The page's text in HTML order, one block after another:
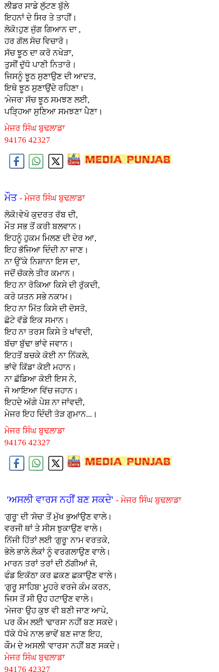
ਲੀਡਰ ਸਾਡੇ ਲੁੱਟਣ ਬੁੱਲੇ
ਇਹਨਾਂ ਦੇ ਸਿਰ ਤੇ ਤਾਹੀਂ।
ਲੋਕੋ!ਹੁਣ ਜੁੱਗ ਗਿਆਨ ਦਾ ,
ਹਰ ਗੱਲ ਸੋਚ ਵਿਚਾਰੋ।
ਸੱਚ ਝੂਠ ਦਾ ਕਰੋ ਨਖੇੜਾ,
ਤੁਸੀਂ ਦੁੱਧੋ ਪਾਣੀ ਨਿਤਾਰੋ।
ਜਿਸਨੂੰ ਝੂਠ ਸੁਣਾਉਣ ਦੀ ਆਦਤ,
ਇਥੇ ਝੂਠ ਸੁਣਾਉਂਦੇ ਰਹਿਣਾ।
'ਮੇਜਰ' ਸੱਚ ਝੂਠ ਸਮਝਣ ਲਈ,
ਪੜ੍ਹਿਆ ਸੁਣਿਆ ਸਮਝਣਾ ਪੈਣਾ।
ਮੇਜਰ ਸਿੰਘ ਬੁਢਲਾਡਾ
94176 42327
ਮੌਤ - ਮੇਜਰ ਸਿੰਘ ਬੁਢਲਾਡਾ
ਲੋਕੋ!ਵੇਖੋ ਕੁਦਰਤ ਰੱਬ ਦੀ,
ਮੌਤ ਸਭ ਤੋਂ ਕਰੀ ਬਲਵਾਨ।
ਇਹਨੂੰ ਹੁਕਮ ਮਿਲਣ ਦੀ ਦੇਰ ਆ,
ਇਹ ਭੱਜਿਆ ਦਿੰਦੀ ਨਾ ਜਾਣ।
ਨਾ ਉੱਕੇ ਨਿਸ਼ਾਨਾ ਇਸ ਦਾ,
ਜਦੋਂ ਚੱਕਲੇ ਤੀਰ ਕਮਾਨ।
ਇਹ ਨਾ ਰੋਕਿਆ ਕਿਸੇ ਦੀ ਰੁੱਕਦੀ,
ਕਰੇ ਯਤਨ ਸਭੇ ਨਕਾਮ।
ਇਹ ਨਾ ਮਿੱਤ ਕਿਸੇ ਦੀ ਦੋਸਤੋ,
ਛੋਟੇ ਵੱਡੇ ਇਕ ਸਮਾਨ।
ਇਹ ਨਾ ਤਰਸ ਕਿਸੇ ਤੇ ਖਾਂਵਦੀ,
ਬੱਚਾ ਬੁੱਢਾ ਭਾਂਵੇ ਜਵਾਨ।
ਇਹਤੋਂ ਬਚਕੇ ਕੋਈ ਨਾ ਨਿੱਕਲੇ,
ਭਾਂਵੇ ਕਿੱਡਾ ਕੋਈ ਮਹਾਨ।
ਨਾ ਛੱਡਿਆ ਕੋਈ ਇਸ ਨੇ,
ਜੋ ਆਇਆ ਵਿੱਚ ਜਹਾਨ।
ਇਹਦੇ ਅੱਗੇ ਪੇਸ਼ ਨਾ ਜਾਂਵਦੀ,
ਮੇਜਰ ਇਹ ਦਿੰਦੀ ਤੋੜ ਗੁਮਾਨ...।
ਮੇਜਰ ਸਿੰਘ ਬੁਢਲਾਡਾ
94176 42327
'ਅਸਲੀ ਵਾਰਸ ਨਹੀਂ ਬਣ ਸਕਦੇ' - ਮੇਜਰ ਸਿੰਘ ਬੁਢਲਾਡਾ
'ਗੁਰੂ' ਦੀ 'ਸੋਚ' ਤੋਂ ਮੁੱਖ ਭੁਆਂਉਣ ਵਾਲੇ।
ਵਰਜੀ ਥਾਂ ਤੇ ਸੀਸ ਝੁਕਾਉਣ ਵਾਲੇ।
ਨਿੱਜੀ ਹਿੱਤਾਂ ਲਈ 'ਗੁਰੂ' ਨਾਮ ਵਰਤਕੇ,
ਭੋਲੇ ਭਾਲੇ ਲੋਕਾਂ ਨੂੰ ਵਰਗਲਾਉਣ ਵਾਲੇ।
ਮਾਰਨ ਤਰਾਂ ਤਰਾਂ ਦੀ ਠੱਗੀਆਂ ਜੋ,
ਫੰਡ ਇਕੱਠਾ ਕਰ ਛਕਣ ਛਕਾਉਣ ਵਾਲੇ।
'ਗੁਰੂ ਸਾਹਿਬ' ਮੂਹਰੇ ਵਰਜੇ ਕੰਮ ਕਰਨ,
ਜਿਸ ਤੋਂ ਸੀ ਉਹ ਹਟਾਉਣ ਵਾਲੇ।
'ਮੇਜਰ' ਉਹ ਕੁਝ ਵੀ ਬਣੀ ਜਾਣ ਆਪੇ,
ਪਰ ਕੌਮ ਲਈ 'ਢਾਰਸ' ਨਹੀਂ ਬਣ ਸਕਦੇ।
ਧੱਕੇ ਧੋਖੇ ਨਾਲ ਭਾਵੇਂ ਬਣ ਜਾਣ ਇਹ,
ਕੌਮ ਦੇ ਅਸਲੀ 'ਵਾਰਸ' ਨਹੀਂ ਬਣ ਸਕਦੇ।
ਮੇਜਰ ਸਿੰਘ ਬੁਢਲਾਡਾ
94176 42327